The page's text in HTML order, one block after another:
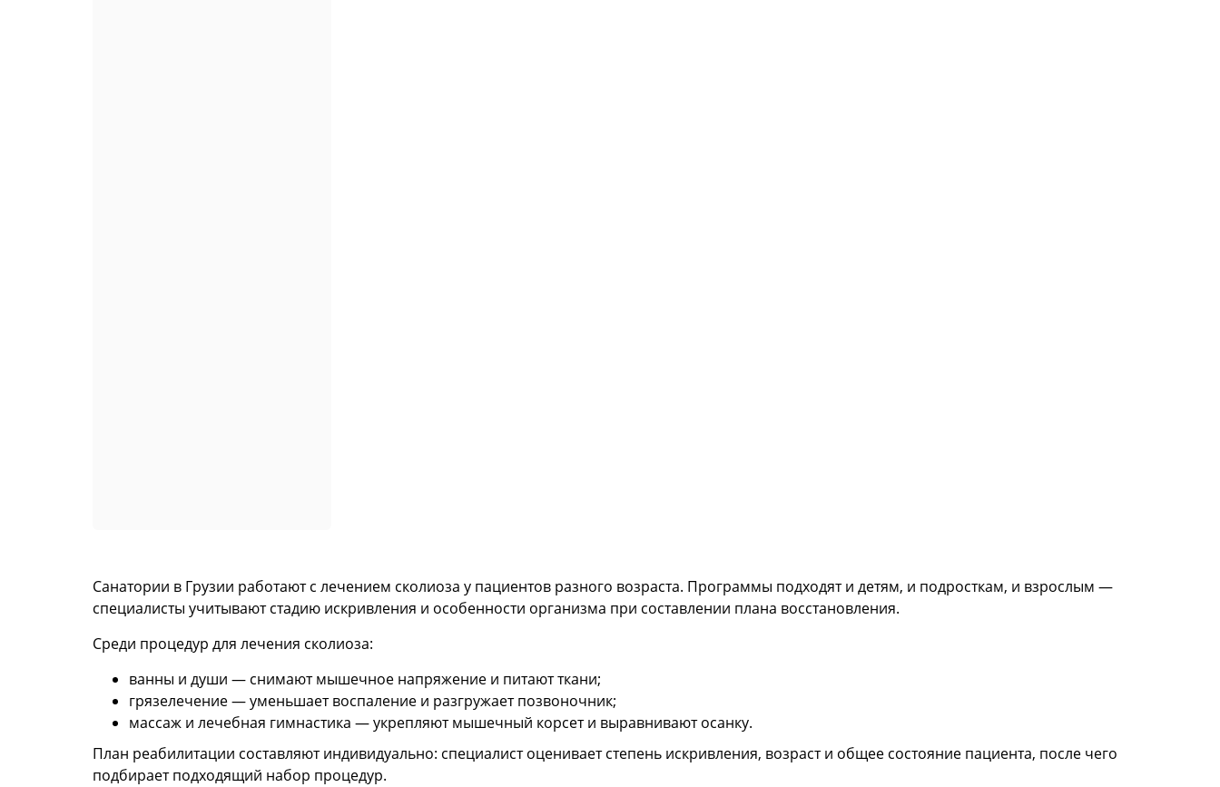
Санатории в Грузии работают с лечением сколиоза у пациентов разного возраста. Программы подходят и детям, и подросткам, и взрослым —
специалисты учитывают стадию искривления и особенности организма при составлении плана восстановления.
Среди процедур для лечения сколиоза:
ванны и души — снимают мышечное напряжение и питают ткани;
грязелечение — уменьшает воспаление и разгружает позвоночник;
массаж и лечебная гимнастика — укрепляют мышечный корсет и выравнивают осанку.
План реабилитации составляют индивидуально: специалист оценивает степень искривления, возраст и общее состояние пациента, после чего
подбирает подходящий набор процедур.